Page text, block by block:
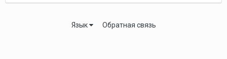
Язык Обратная связь